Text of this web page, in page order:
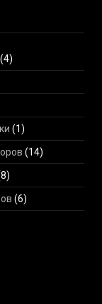
(4)
(1)
(14)
(6)